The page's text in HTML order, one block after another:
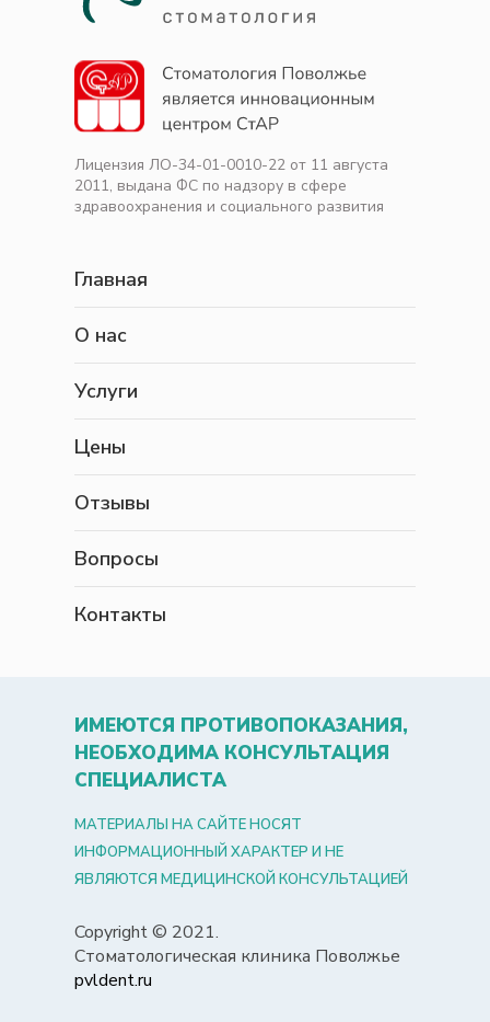
Лицензия ЛО-34-01-0010-22 от 11 августа
2011, выдана ФС по надзору в сфере
здравоохранения и социального развития
Главная
О нас
Услуги
Цены
Отзывы
Вопросы
Контакты
ИМЕЮТСЯ ПРОТИВОПОКАЗАНИЯ,
НЕОБХОДИМА КОНСУЛЬТАЦИЯ
СПЕЦИАЛИСТА
МАТЕРИАЛЫ НА САЙТЕ НОСЯТ
ИНФОРМАЦИОННЫЙ ХАРАКТЕР И НЕ
ЯВЛЯЮТСЯ МЕДИЦИНСКОЙ КОНСУЛЬТАЦИЕЙ
Copyright © 2021.
Стоматологическая клиника Поволжье
pvldent.ru